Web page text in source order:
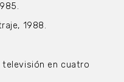
1988.
televisión en cuatro